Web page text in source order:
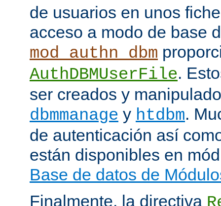
de usuarios en unos
acceso a modo de base
mod_authn_dbm
AuthDBMUserFile.
ser creados y
dbmmanage y htdbm.
de autenticación así
están disponibles en
Base de datos de
Finalmente, la directiva